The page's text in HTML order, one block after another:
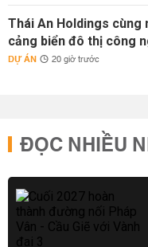
Thái An Holdings cùng
cảng biển đô thị công
DỰ ÁN 20 giờ trước
ĐỌC NHIỀU